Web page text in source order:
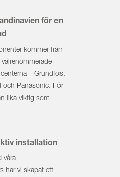
för en
kommer från
– Grundfos,
och Panaso­nic. För
lika viktig som
installation
våra
har vi skapat ett